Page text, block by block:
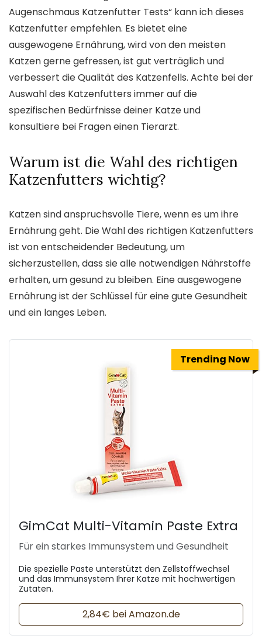
Augenschmaus Katzenfutter Tests“ kann ich dieses
Katzenfutter empfehlen. Es bietet eine
ausgewogene Ernährung, wird von den meisten
Katzen gerne gefressen, ist gut verträglich und
verbessert die Qualität des Katzenfells. Achte bei der
Auswahl des Katzenfutters immer auf die
spezifischen Bedürfnisse deiner Katze und
konsultiere bei Fragen einen Tierarzt.
Warum ist die Wahl des richtigen
Katzenfutters wichtig?
Katzen sind anspruchsvolle Tiere, wenn es um ihre
Ernährung geht. Die Wahl des richtigen Katzenfutters
ist von entscheidender Bedeutung, um
sicherzustellen, dass sie alle notwendigen Nährstoffe
erhalten, um gesund zu bleiben. Eine ausgewogene
Ernährung ist der Schlüssel für eine gute Gesundheit
und ein langes Leben.
Trending Now
GimCat Multi-Vitamin Paste Extra
Für ein starkes Immunsystem und Gesundheit
Die spezielle Paste unterstützt den Zellstoffwechsel
und das Immunsystem Ihrer Katze mit hochwertigen
Zutaten.
2,84€ bei Amazon.de